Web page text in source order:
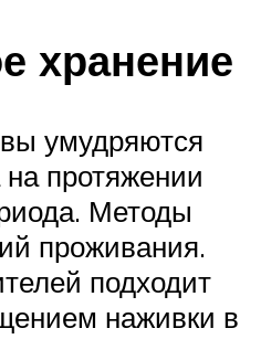
хранение
умудряются
протяжении
Методы
проживания.
подходит
наживки в